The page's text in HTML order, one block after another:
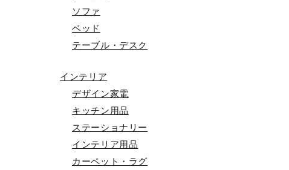
ソファ
ベッド
テーブル・デスク
インテリア
デザイン家電
キッチン用品
ステーショナリー
インテリア用品
カーペット・ラグ